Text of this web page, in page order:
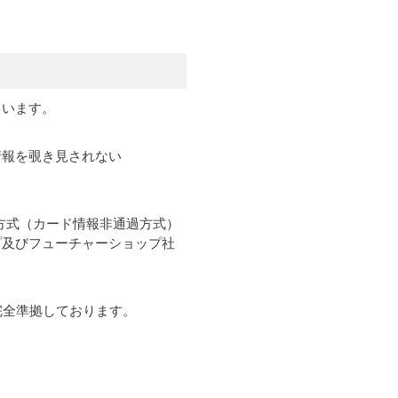
ます。
を覗き見されない
（カード情報非通過方式）
びフューチャーショップ社
準拠しております。